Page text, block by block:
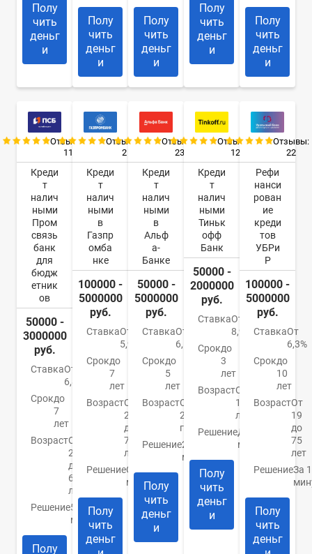
Полу
чить
деньг
и
Полу
чить
деньг
и
Полу
чить
деньг
и
Полу
чить
деньг
и
Полу
чить
деньг
и
Отзывы:
11
Креди
т
налич
ными
Пром
связь
банк
для
бюдж
етник
ов
50000 -
3000000
руб.
СтавкаОт
6,8%
Срокдо
7
лет
ВозрастОт
21
до
65
лет
Решение5
минут
Полу
Отзывы:
2
Креди
т
налич
ными
в
Газпр
омба
нке
100000 -
5000000
руб.
СтавкаОт
5,9%
Срокдо
7
лет
ВозрастОт
20
до
70
лет
РешениеОт 10
минут
Полу
чить
деньг
Отзывы:
23
Креди
т
налич
ными
в
Альф
а-
Банке
50000 -
5000000
руб.
СтавкаОт
6,5%
Срокдо
5
лет
ВозрастОт
21
года
Решение2
минуты
Полу
чить
деньг
и
Отзывы:
12
Креди
т
налич
ными
Тиньк
офф
Банк
50000 -
2000000
руб.
СтавкаОт
8,9%
Срокдо
3
лет
ВозрастОт
18
лет
РешениеДо 10
минут
Полу
чить
деньг
и
Отзывы:
22
Рефи
нанси
рован
ие
креди
тов
УБРи
Р
100000 -
5000000
руб.
СтавкаОт
6,3%
Срокдо
10
лет
ВозрастОт
19
до
75
лет
РешениеЗа
Полу
чить
деньг